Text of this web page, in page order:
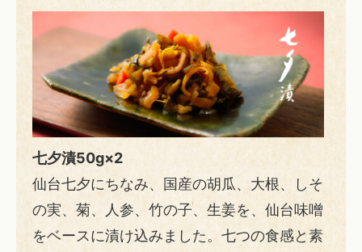
七夕漬50g×2
仙台七夕にちなみ、国産の胡瓜、大根、しそ
の実、菊、人参、竹の子、生姜を、仙台味噌
をベースに漬け込みました。七つの食感と素